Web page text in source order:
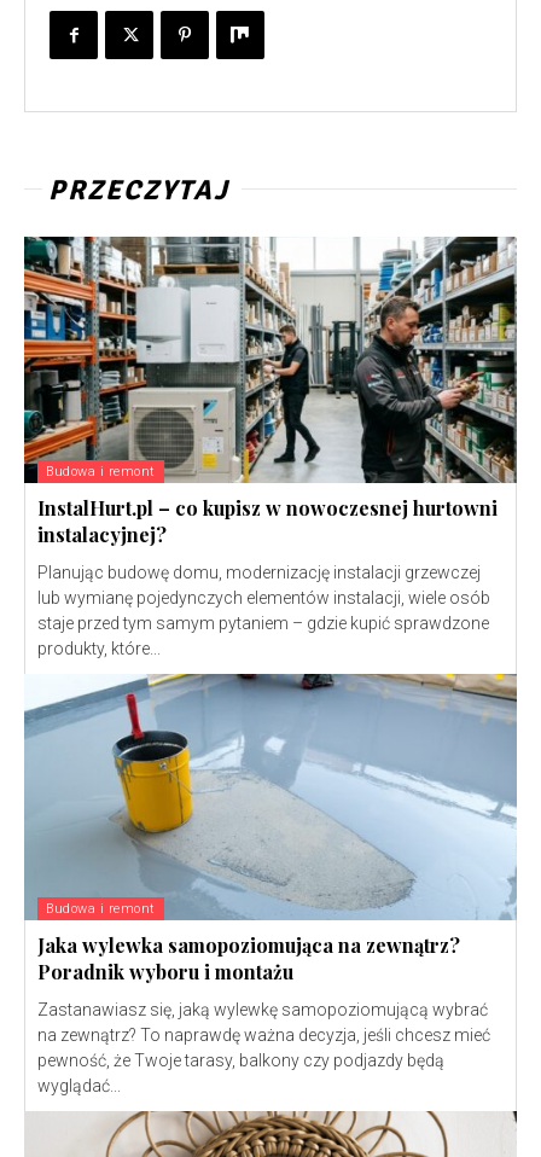
PRZECZYTAJ
Budowa i remont
InstalHurt.pl – co kupisz w nowoczesnej hurtowni
instalacyjnej?
Planując budowę domu, modernizację instalacji grzewczej
lub wymianę pojedynczych elementów instalacji, wiele osób
staje przed tym samym pytaniem – gdzie kupić sprawdzone
produkty, które...
Budowa i remont
Jaka wylewka samopoziomująca na zewnątrz?
Poradnik wyboru i montażu
Zastanawiasz się, jaką wylewkę samopoziomującą wybrać
na zewnątrz? To naprawdę ważna decyzja, jeśli chcesz mieć
pewność, że Twoje tarasy, balkony czy podjazdy będą
wyglądać...